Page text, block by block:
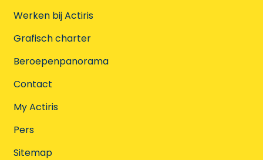
Werken bij Actiris
Grafisch charter
Beroepenpanorama
Contact
My Actiris
Pers
Sitemap